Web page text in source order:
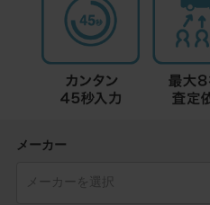
メーカー